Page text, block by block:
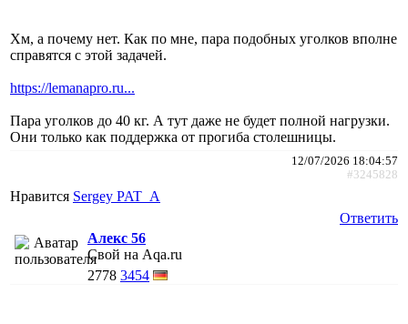
Хм, а почему нет. Как по мне, пара подобных уголков вполне
справятся с этой задачей.
https://lemanapro.ru...
Пара уголков до 40 кг. А тут даже не будет полной нагрузки.
Они только как поддержка от прогиба столешницы.
12/07/2026 18:04:57
#3245828
Нравится Sergey PAT_A
Ответить
Алекс 56
Свой на Aqa.ru
2778 3454